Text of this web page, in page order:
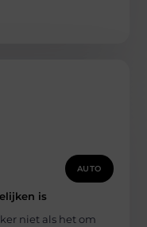
AUTO
is
niet als het om